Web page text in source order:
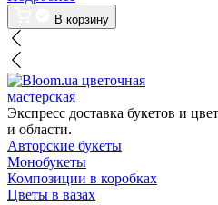
В корзину
цветочная
мастерская
Экспресс доставка букетов и
и области.
Авторские букеты
Монобукеты
Композиции в коробках
Цветы в вазах